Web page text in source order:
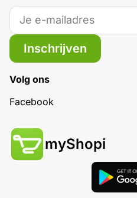
Inschrijven
Volg ons
Facebook
myShopi